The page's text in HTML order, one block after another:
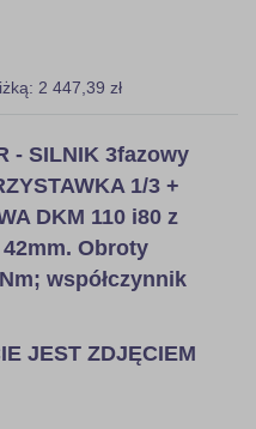
2 447,39 zł
- SILNIK 3fazowy
1/3 +
DKM 110 i80 z
Obroty
współczynnik
JEST ZDJĘCIEM